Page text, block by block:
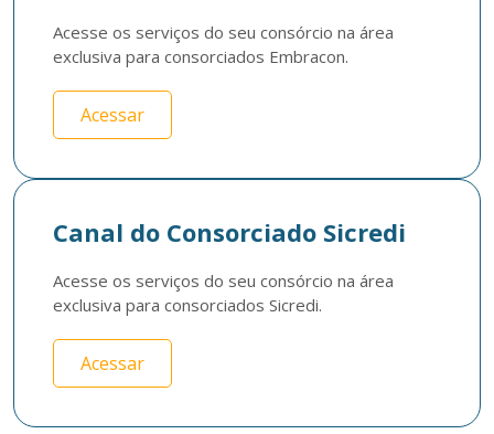
Acesse os serviços do seu consórcio na área
exclusiva para consorciados Embracon.
Acessar
Canal do Consorciado Sicredi
Acesse os serviços do seu consórcio na área
exclusiva para consorciados Sicredi.
Acessar